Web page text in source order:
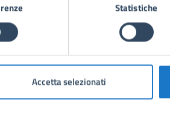
Statistiche
Accetta selezionati